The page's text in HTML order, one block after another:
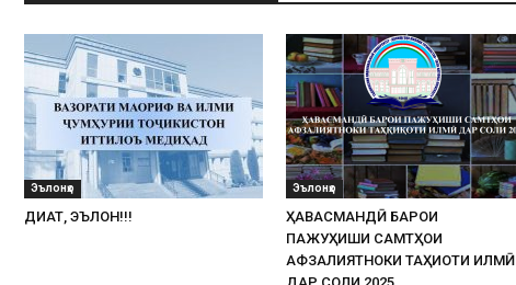
Эълонҳо
ДИҚҚАТ, ЭЪЛОН!!!
Эълонҳо
ҲАВАСМАНДӢ БАРОИ
ПАЖУҲИШИ САМТҲОИ
АФЗАЛИЯТНОКИ ТАҲҚИҚОТИ ИЛМӢ